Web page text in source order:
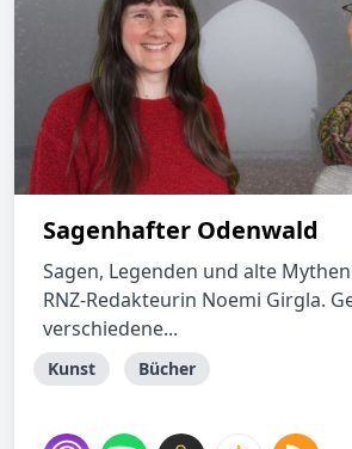
Sagenhafter Odenwald
Sagen, Legenden und alte
RNZ-Redakteurin Noemi Girgla.
verschiedene...
Kunst Bücher